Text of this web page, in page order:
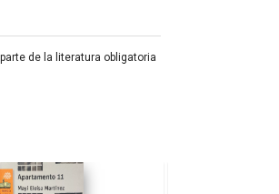
de la literatura obligatoria